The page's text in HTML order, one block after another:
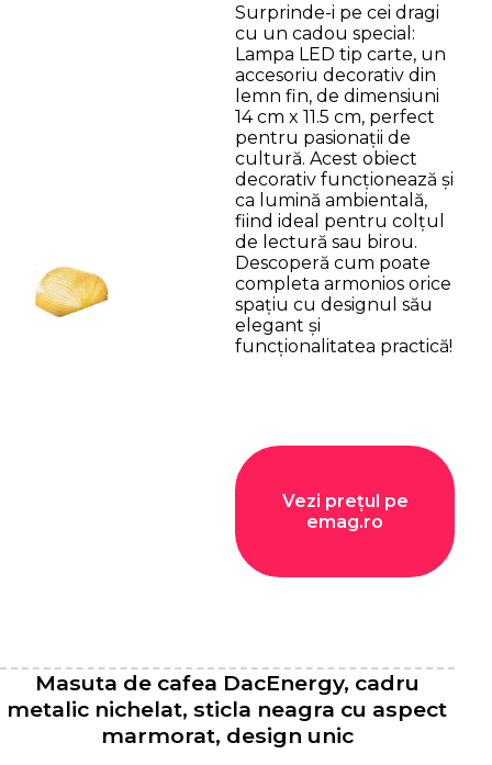
Surprinde-i pe cei dragi
cu un cadou special:
Lampa LED tip carte, un
accesoriu decorativ din
lemn fin, de dimensiuni
14 cm x 11.5 cm, perfect
pentru pasionații de
cultură. Acest obiect
decorativ funcționează și
ca lumină ambientală,
fiind ideal pentru colțul
de lectură sau birou.
Descoperă cum poate
completa armonios orice
spațiu cu designul său
elegant și
funcționalitatea practică!
Vezi prețul pe
emag.ro
Masuta de cafea DacEnergy, cadru
metalic nichelat, sticla neagra cu aspect
marmorat, design unic